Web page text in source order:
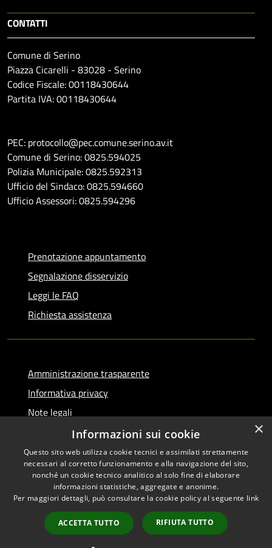
CONTATTI
Comune di Serino
Piazza Cicarelli - 83028 - Serino
Codice Fiscale: 00118430644
Partita IVA: 00118430644
PEC: protocollo@pec.comune.serino.av.it
Comune di Serino: 0825.594025
Polizia Municipale: 0825.592313
Ufficio del Sindaco: 0825.594660
Ufficio Assessori: 0825.594296
Prenotazione appuntamento
Segnalazione disservizio
Leggi le FAQ
Richiesta assistenza
Amministrazione trasparente
Informativa privacy
Note legali
Dichiarazione di accessibilità
RSS
Accessibilità
Copyright © 2026 • Comune di
Municipium•
Accesso
redazione
×
Informazioni sui cookie
Questo sito web utilizza cookie tecnici e assimilati strettamente
necessari al corretto funzionamento e alla navigazione del sito,
nonché un cookie tecnico analitico al solo fine di elaborare
informazioni statistiche, aggregate e anonime.
Per maggiori dettagli, può consultare la cookie policy al seguente link
ACCETTA TUTTO RIFIUTA TUTTO